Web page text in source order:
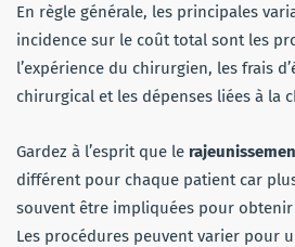
En règle générale, les principales
incidence sur le coût total sont les
l’expérience du chirurgien, les frais
chirurgical et les dépenses liées à la
Gardez à l’esprit que le
différent pour chaque patient car
souvent être impliquées pour
Les procédures peuvent varier pour